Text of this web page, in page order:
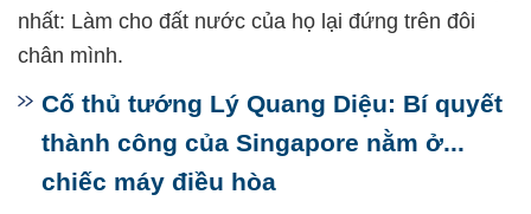
nhất: Làm cho đất nước của họ lại đứng trên đôi
chân mình.
Cố thủ tướng Lý Quang Diệu: Bí quyết
thành công của Singapore nằm ở...
chiếc máy điều hòa